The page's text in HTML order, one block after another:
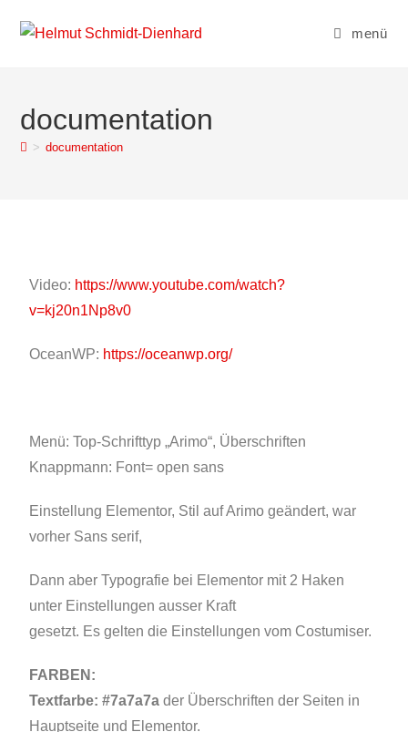
menü
documentation
> documentation
Video: https://www.youtube.com/watch?
v=kj20n1Np8v0
OceanWP: https://oceanwp.org/
Menü: Top-Schrifttyp „Arimo“, Überschriften
Knappmann: Font= open sans
Einstellung Elementor, Stil auf Arimo geändert, war
vorher Sans serif,
Dann aber Typografie bei Elementor mit 2 Haken
unter Einstellungen ausser Kraft
gesetzt. Esgelten die Einstellungen vom Costumiser.
FARBEN:
Textfarbe: #7a7a7a der Überschriften der Seiten in
Hauptseite und Elementor.